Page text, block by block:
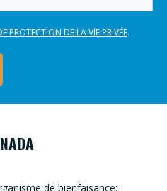
PROTECTION DE LA VIE PRIVÉE.
de bienfaisance: